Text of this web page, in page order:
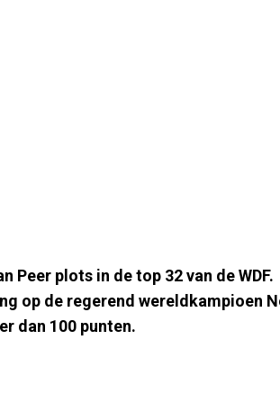
Peer plots in de top 32 van de WDF.
op de regerend wereldkampioen
dan 100 punten.